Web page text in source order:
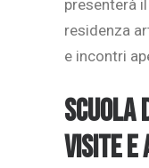
presenterà
residenza
e incontri
Scuola
visite